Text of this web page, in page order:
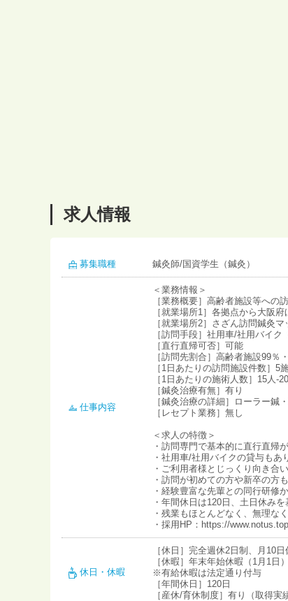
求人情報
募集職種 鍼灸師/国資学生（鍼灸）
仕事内容
＜業務情報＞
［業務概要］高齢者施設等への
［就業場所1］各拠点から大阪
［就業場所2］さざん訪問鍼灸
［訪問手段］社用車/社用バイ
［直行直帰可否］可能
［訪問先割合］高齢者施設99％
［1日あたりの訪問施設件数］5
［1日あたりの施術人数］15人-
［鍼灸治療有無］有り
［鍼灸治療の詳細］ローラー鍼
［レセプト業務］無し
＜求人の特徴＞
・訪問専門で基本的に直行直帰
・社用車/社用バイクの貸与もあ
・ご利用者様とじっくり向き合
・訪問が初めての方や新卒の方
・経験豊富な先輩との同行研修
・年間休日は120日、土日休み
・残業もほとんどなく、無理な
・採用HP：https://
休日・休暇
［休日］完全週休2日制、月10
［休暇］年末年始休暇（1月1日）
※有給休暇は法定通り付与
［年間休日］120日
［産休/育休制度］有り（取得実